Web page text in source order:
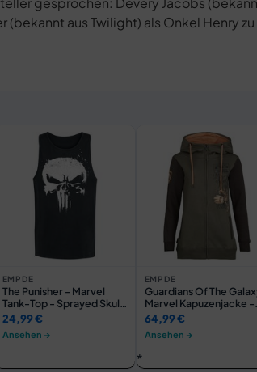
aus Twilight) als Onkel Henry
EMP DE
The Punisher - Marvel
Tank-Top - Sprayed Skull
Logo - S bis XXL - für
Männer - Größe L -
schwarz - Lizenzierter
24,99 €
Ansehen →
EMP DE
Guardians Of The
Marvel Kapuzenjacke -
Groot - I Am Groot - S bis
5XL - für Damen - Größe
4XL - multicolor - EMP
64,99 €
Ansehen →